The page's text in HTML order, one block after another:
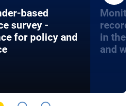
based
survey -
for policy and
in the
and